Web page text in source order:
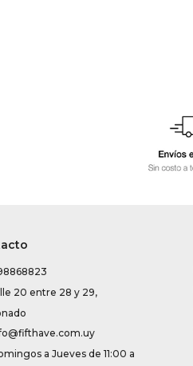
20 entre 28 y 29,
a Jueves de 11:00 a